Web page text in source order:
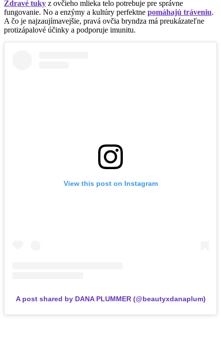
Zdravé tuky z ovčieho mlieka telo potrebuje pre správne
fungovanie. No a enzýmy a kultúry perfektne pomáhajú tráveniu.
A čo je najzaujímavejšie, pravá ovčia bryndza má preukázateľne
protizápalové účinky a podporuje imunitu.
View this post on Instagram
A post shared by DANA PLUMMER (@beautyxdanaplum)